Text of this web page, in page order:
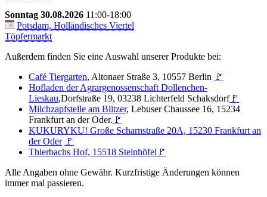
Sonntag 30.08.2026 11:00-18:00
Potsdam, Holländisches Viertel
Töpfermarkt
Außerdem finden Sie eine Auswahl unserer Produkte bei:
Café Tiergarten, Altonaer Straße 3, 10557 Berlin
🚩
Hofladen der Agrargenossenschaft Dollenchen-
Lieskau,Dorfstraße 19, 03238 Lichterfeld Schaksdorf🚩
Milchzapfstelle am Blitzer, Lebuser Chaussee 16, 15234
Frankfurt an der Oder. 🚩
KUKURYKU! Große Scharnstraße 20A, 15230 Frankfurt an
der Oder 🚩
Thierbachs Hof, 15518 Steinhöfel 🚩
Alle Angaben ohne Gewähr. Kurzfristige Änderungen können
immer mal passieren.